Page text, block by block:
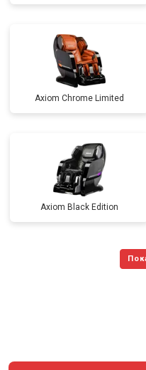
Axiom Chrome Limited
Axiom Black Edition